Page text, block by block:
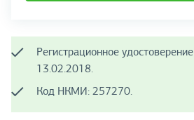
Регистрационное
13.02.2018.
Код НКМИ: 257270.